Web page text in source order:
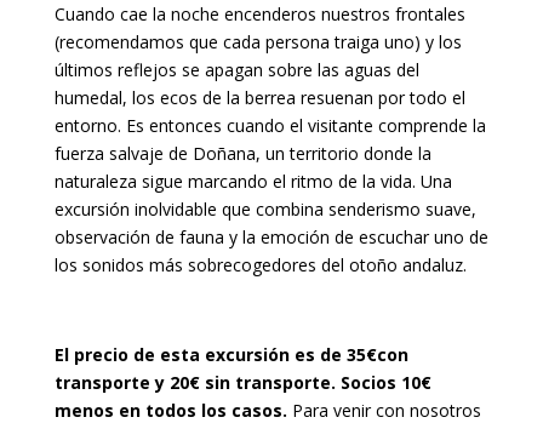
Cuando cae la noche encenderos nuestros frontales
(recomendamos que cada persona traiga uno) y los
últimos reflejos se apagan sobre las aguas del
humedal, los ecos de la berrea resuenan por todo el
entorno. Es entonces cuando el visitante comprende la
fuerza salvaje de Doñana, un territorio donde la
naturaleza sigue marcando el ritmo de la vida. Una
excursión inolvidable que combina senderismo suave,
observación de fauna y la emoción de escuchar uno de
los sonidos más sobrecogedores del otoño andaluz.
El precio de esta excursión es de 35€con
transporte y 20€ sin transporte. Socios 10€
menos en todos los casos. Para venir con nosotros